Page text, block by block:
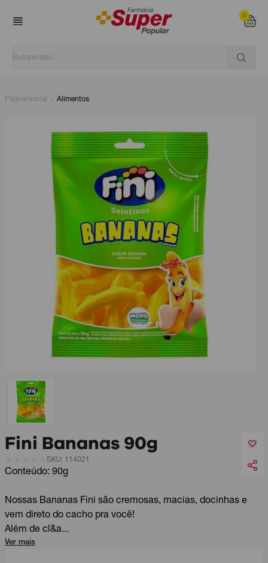
0
Página inicial Alimentos
Fini Bananas 90g
SKU: 114021
Conteúdo: 90g
Nossas Bananas Fini são cremosas, macias, docinhas e
vem direto do cacho pra você!
Além de cl&a...
Ver mais